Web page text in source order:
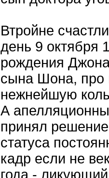
Втройне
день 9 октября
рождения
сына Шона, про
нежнейшую
А
принял
статуса
кадр если не
года -